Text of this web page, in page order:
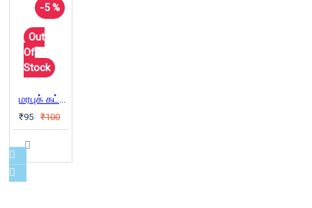
-5 %
Out
Of
Stock
மரபுக் கட்டிடக் கலை (பகுதி -2)
₹95 ₹100